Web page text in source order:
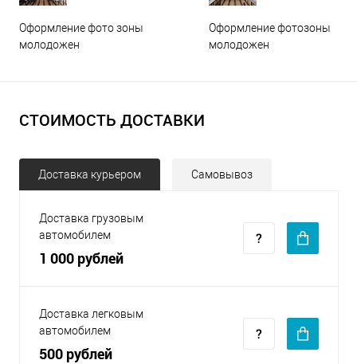
Оформление фото зоны
молодожен
Оформление фотозоны
молодожен
СТОИМОСТЬ ДОСТАВКИ
Доставка курьером Самовывоз
Доставка грузовым
автомобилем
1 000 рублей
Доставка легковым
автомобилем
500 рублей